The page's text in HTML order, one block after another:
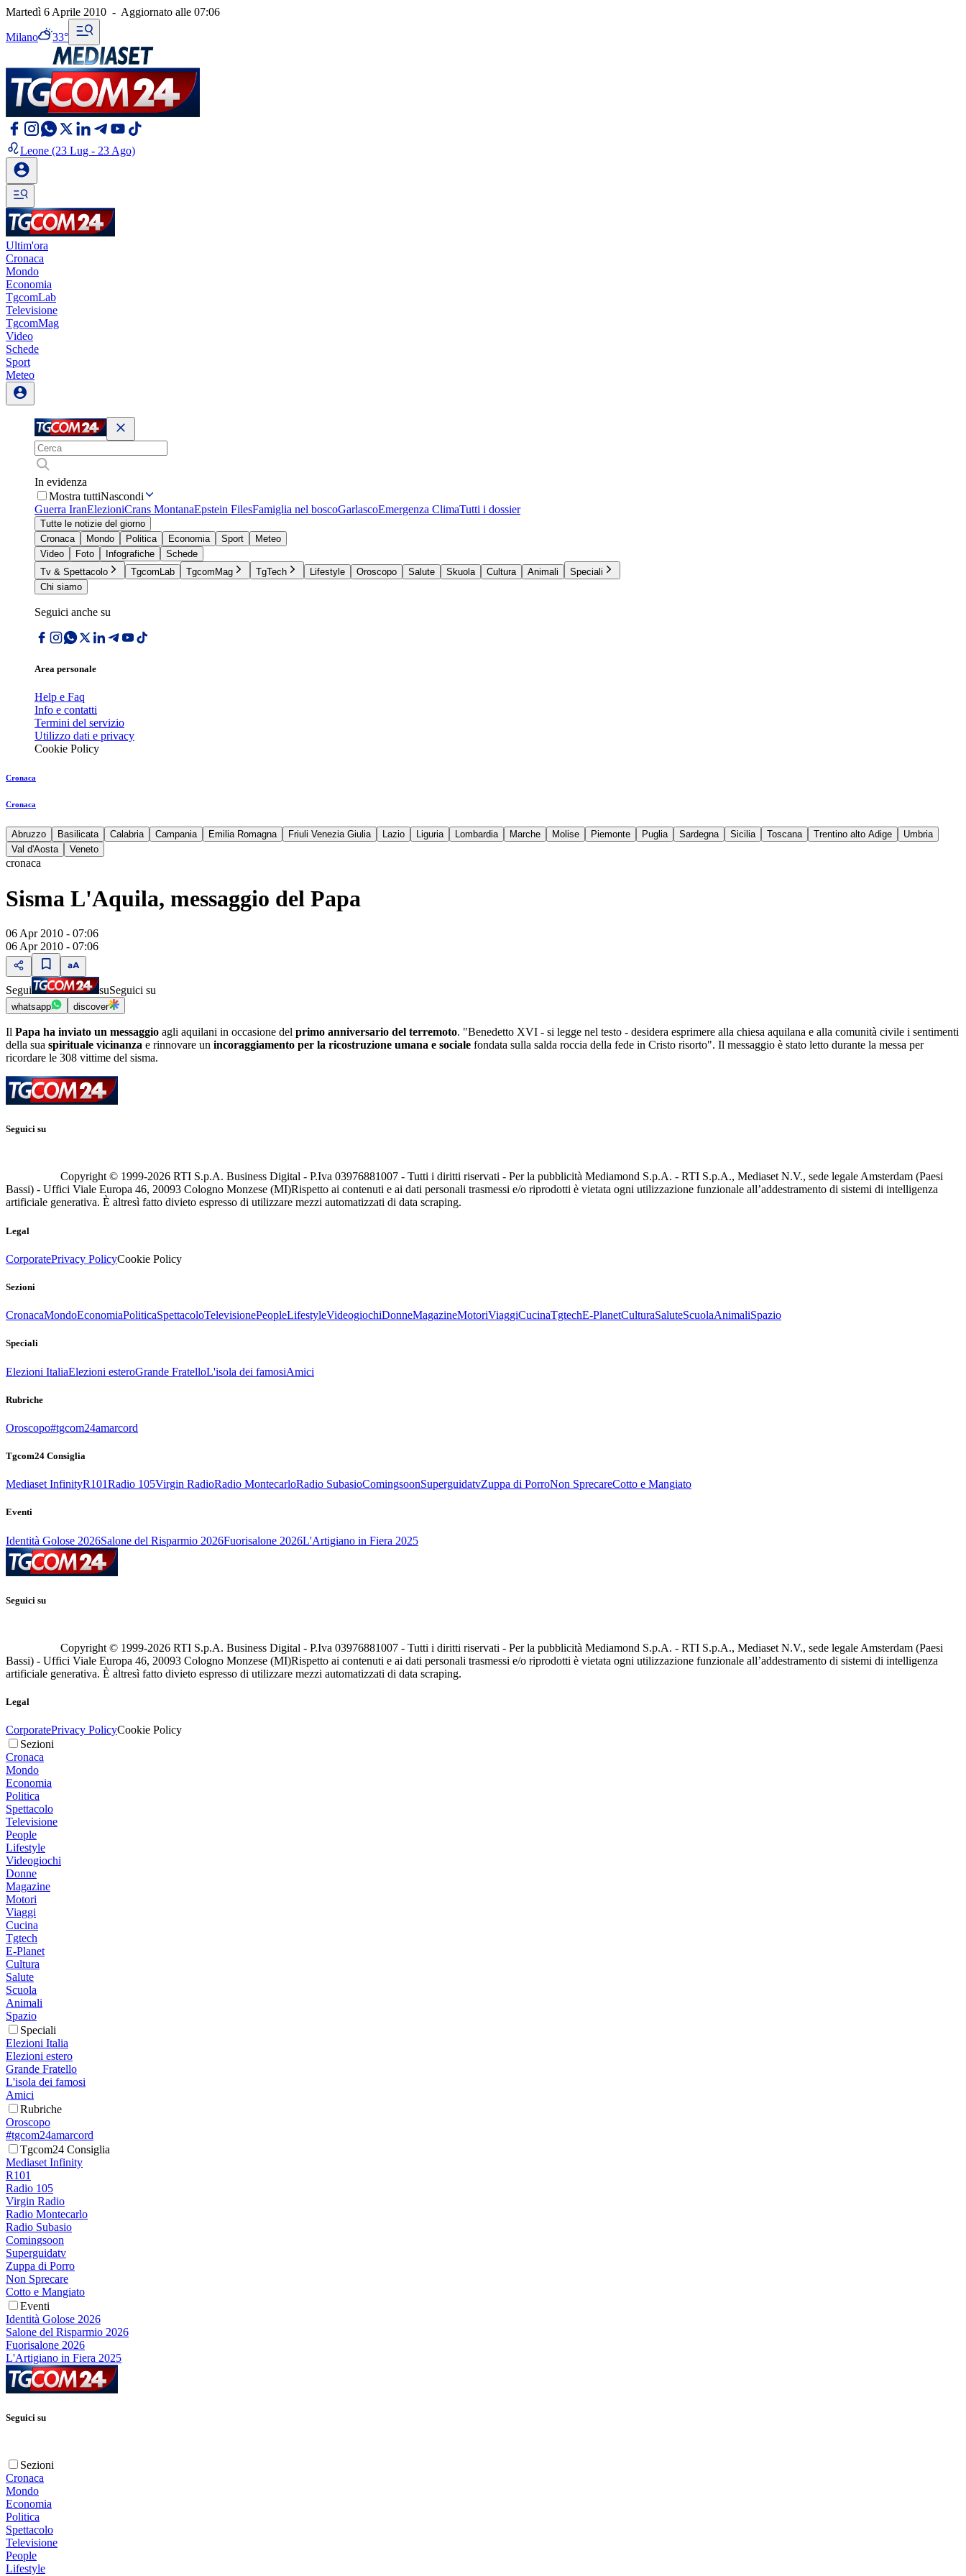
Martedì 6 Aprile 2010 - Aggiornato alle 07:06
Milano 33°
Leone (23 Lug - 23 Ago)
Ultim'ora
Cronaca
Mondo
Economia
TgcomLab
Televisione
TgcomMag
Video
Schede
Sport
Meteo
In evidenza
Mostra tuttiNascondi
Guerra IranElezioniCrans MontanaEpstein FilesFamiglia nel boscoGarlascoEmergenza ClimaTutti i dossier
Tutte le notizie del giorno
Cronaca
Mondo Politica Economia Sport
Meteo
Video
Foto Infografiche
Schede
Tv & Spettacolo
TgcomLab TgcomMag TgTech Lifestyle Oroscopo Salute Skuola Cultura Animali
Speciali
Chi siamo
Seguici anche su
Area personale
Help e Faq
Info e contatti
Termini del servizio
Utilizzo dati e privacy
Cookie Policy
Cronaca
Cronaca
Abruzzo Basilicata Calabria Campania Emilia Romagna Friuli Venezia Giulia Lazio Liguria Lombardia Marche Molise Piemonte Puglia Sardegna Sicilia Toscana Trentino alto Adige
Umbria
Val d'Aosta
Veneto
cronaca
Sisma L'Aquila, messaggio del Papa
06 Apr 2010 - 07:06
06 Apr 2010 - 07:06
Segui suSeguici su
whatsapp discover
Il Papa ha inviato un messaggio agli aquilani in occasione del primo anniversario del terremoto. "Benedetto XVI - si legge nel testo - desidera esprimere alla chiesa aquilana e alla comunità civile i sentimenti
della sua spirituale vicinanza e rinnovare un incoraggiamento per la ricostruzione umana e sociale fondata sulla salda roccia della fede in Cristo risorto". Il messaggio è stato letto durante la messa per
ricordare le 308 vittime del sisma.
Seguici su
Copyright © 1999-2026 RTI S.p.A. Business Digital - P.Iva 03976881007 - Tutti i diritti riservati - Per la pubblicità Mediamond S.p.A. - RTI S.p.A., Mediaset N.V., sede legale Amsterdam (Paesi
Bassi) - Uffici Viale Europa 46, 20093 Cologno Monzese (MI)Rispetto ai contenuti e ai dati personali trasmessi e/o riprodotti è vietata ogni utilizzazione funzionale all’addestramento di sistemi di intelligenza
artificiale generativa. È altresì fatto divieto espresso di utilizzare mezzi automatizzati di data scraping.
Legal
CorporatePrivacy PolicyCookie Policy
Sezioni
CronacaMondoEconomiaPoliticaSpettacoloTelevisionePeopleLifestyleVideogiochiDonneMagazineMotoriViaggiCucinaTgtechE-PlanetCulturaSaluteScuolaAnimaliSpazio
Speciali
Elezioni ItaliaElezioni esteroGrande FratelloL'isola dei famosiAmici
Rubriche
Oroscopo#tgcom24amarcord
Tgcom24 Consiglia
Mediaset InfinityR101Radio 105Virgin RadioRadio MontecarloRadio SubasioComingsoonSuperguidatvZuppa di PorroNon SprecareCotto e Mangiato
Eventi
Identità Golose 2026Salone del Risparmio 2026Fuorisalone 2026L'Artigiano in Fiera 2025
Seguici su
Copyright © 1999-2026 RTI S.p.A. Business Digital - P.Iva 03976881007 - Tutti i diritti riservati - Per la pubblicità Mediamond S.p.A. - RTI S.p.A., Mediaset N.V., sede legale Amsterdam (Paesi
Bassi) - Uffici Viale Europa 46, 20093 Cologno Monzese (MI)Rispetto ai contenuti e ai dati personali trasmessi e/o riprodotti è vietata ogni utilizzazione funzionale all’addestramento di sistemi di intelligenza
artificiale generativa. È altresì fatto divieto espresso di utilizzare mezzi automatizzati di data scraping.
Legal
CorporatePrivacy PolicyCookie Policy
Sezioni
Cronaca
Mondo
Economia
Politica
Spettacolo
Televisione
People
Lifestyle
Videogiochi
Donne
Magazine
Motori
Viaggi
Cucina
Tgtech
E-Planet
Cultura
Salute
Scuola
Animali
Spazio
Speciali
Elezioni Italia
Elezioni estero
Grande Fratello
L'isola dei famosi
Amici
Rubriche
Oroscopo
#tgcom24amarcord
Tgcom24 Consiglia
Mediaset Infinity
R101
Radio 105
Virgin Radio
Radio Montecarlo
Radio Subasio
Comingsoon
Superguidatv
Zuppa di Porro
Non Sprecare
Cotto e Mangiato
Eventi
Identità Golose 2026
Salone del Risparmio 2026
Fuorisalone 2026
L'Artigiano in Fiera 2025
Seguici su
Sezioni
Cronaca
Mondo
Economia
Politica
Spettacolo
Televisione
People
Lifestyle